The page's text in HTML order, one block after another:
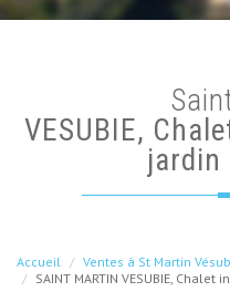
VESUBIE,
jardin
Accueil Ventes à St Martin
SAINT MARTIN VESUBIE,